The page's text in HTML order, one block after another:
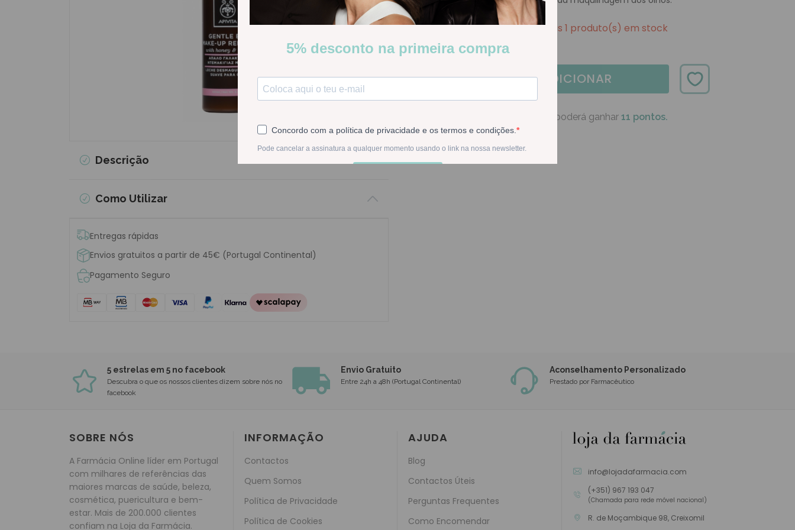
Descrição
Como Utilizar
Entregas rápidas
Envios gratuitos a partir de 45€ (Portugal Continental)
Pagamento Seguro
Poucas Unidades
Apenas 1 produto(s) em stock
Stock: Disponível
- 1 + ADICIONAR
Na compra deste produto poderá ganhar 11 pontos.
5 estrelas em 5 no facebook
Descubra o que os nossos clientes dizem sobre nós no
facebook
Envio Gratuito
Entre 24h a 48h (Portugal Continental)
Aconselhamento Personalizado
Prestado por Farmacêutico
SOBRE NÓS
A Farmácia Online líder em Portugal
com milhares de referências das
maiores marcas de saúde, beleza,
cosmética, puericultura e bem-
estar. Mais de 200.000 clientes
confiam na Loja da Farmácia.
INFORMAÇÃO
Contactos
Quem Somos
Política de Privacidade
Política de Cookies
AJUDA
Blog
Contactos Úteis
Perguntas Frequentes
Como Encomendar
info@lojadafarmacia.com
(+351) 967 193 047
(Chamada para rede móvel nacional)
R. de Moçambique 98, Creixomil